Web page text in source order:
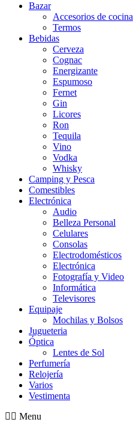
Bazar
Accesorios de cocina
Termos
Bebidas
Cerveza
Cognac
Energizante
Espumoso
Fernet
Gin
Licores
Ron
Tequila
Vino
Vodka
Whisky
Camping y Pesca
Comestibles
Electrónica
Audio
Belleza Personal
Celulares
Consolas
Electrodomésticos
Electrónica
Fotografía y Video
Informática
Televisores
Equipaje
Mochilas y Bolsos
Jugueteria
Óptica
Lentes de Sol
Perfumería
Relojería
Varios
Vestimenta
Menu